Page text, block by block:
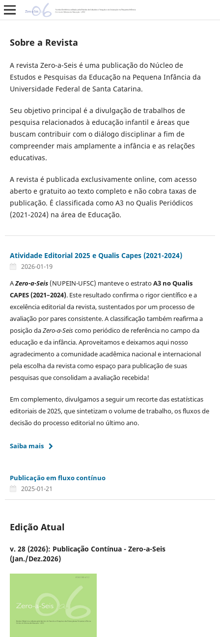
Sobre a Revista
A revista Zero-a-Seis é uma publicação do Núcleo de
Estudos e Pesquisas da Educação na Pequena Infância da
Universidade Federal de Santa Catarina.
Seu objetivo principal é a divulgação de trabalhos de
pesquisa relacionados à educação infantil e áreas que
buscam contribuir com o diálogo disciplinar a fim de
compreender mais amplamente a infância e as relações
educativas.
A revista é publicada exclusivamente online, com acesso
aberto e gratuito ao texto completo e não cobra taxas de
publicação. É classificada como A3 no Qualis Periódicos
(2021-2024) na área de Educação.
Atividade Editorial 2025 e Qualis Capes (2021-2024)
2026-01-19
AZero-a-Seis(NUPEIN-UFSC) manteve o estratoA3 no Qualis
CAPES (2021–2024). Este resultado confirma o rigor científico e a
excelência editorial da revista, sustentados por um processo de
avaliação por pares consistente. A classificação também reafirma a
posição daZero-a-Seiscomo periódico de referência no campo da
educação e da infância. Aproveitamos e deixamos aqui nosso
agradecimento a comunidade acadêmica nacional e internacional
pela escolha da revista como espaço para publicação de suas
pesquisas que consolidam a avaliação recebida!
Em complemento, divulgamos a seguir um recorte das estatísticas
editoriais de 2025, que sintetizam o volume de trabalho, os fluxos de
decisão do processo editorial no último ano.
Saiba mais
Publicação em fluxo contínuo
2025-01-21
Edição Atual
v. 28 (2026): Publicação Contínua - Zero-a-Seis
(Jan./Dez.2026)